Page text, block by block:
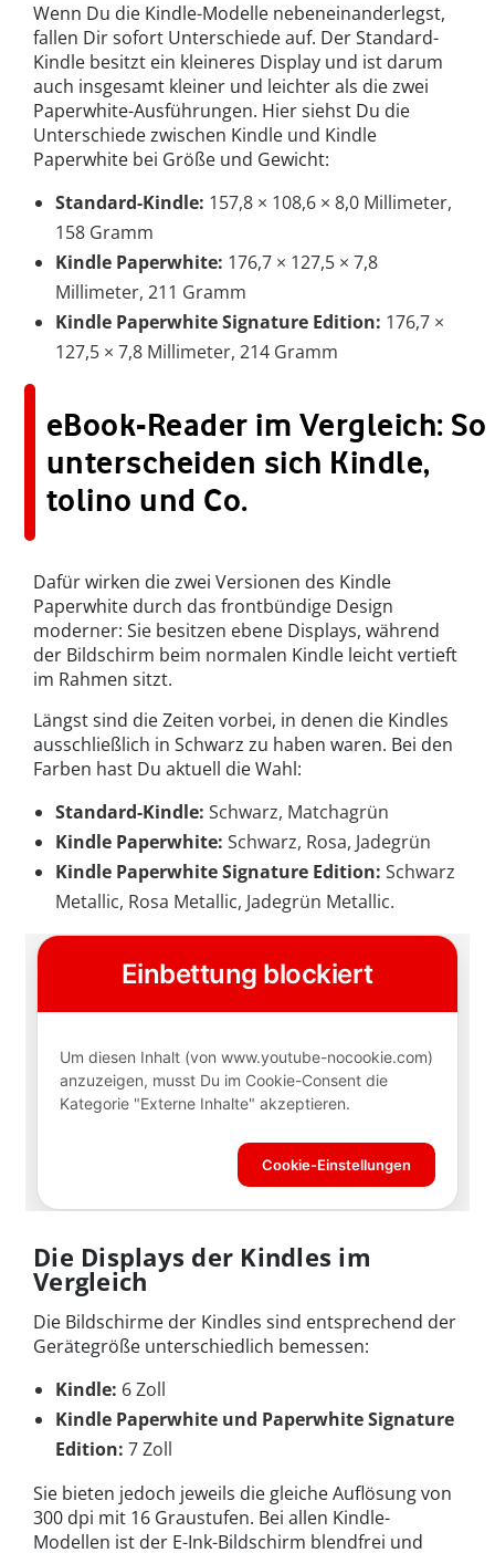
Wenn Du die Kindle-Modelle nebeneinanderlegst,
fallen Dir sofort Unterschiede auf. Der Standard-
Kindle besitzt ein kleineres Display und ist darum
auch insgesamt kleiner und leichter als die zwei
Paperwhite-Ausführungen. Hier siehst Du die
Unterschiede zwischen Kindle und Kindle
Paperwhite bei Größe und Gewicht:
Standard-Kindle: 157,8 × 108,6 × 8,0 Millimeter,
158 Gramm
Kindle Paperwhite: 176,7 × 127,5 × 7,8
Millimeter, 211 Gramm
Kindle Paperwhite Signature Edition: 176,7 ×
127,5 × 7,8 Millimeter, 214 Gramm
eBook-Reader im Vergleich: So
unterscheiden sich Kindle,
tolino und Co.
Dafür wirken die zwei Versionen des Kindle
Paperwhite durch das frontbündige Design
moderner: Sie besitzen ebene Displays, während
der Bildschirm beim normalen Kindle leicht vertieft
im Rahmen sitzt.
Längst sind die Zeiten vorbei, in denen die Kindles
ausschließlich in Schwarz zu haben waren. Bei den
Farben hast Du aktuell die Wahl:
Standard-Kindle: Schwarz, Matchagrün
Kindle Paperwhite: Schwarz, Rosa, Jadegrün
Kindle Paperwhite Signature Edition: Schwarz
Metallic, Rosa Metallic, Jadegrün Metallic.
Die Displays der Kindles im
Vergleich
Die Bildschirme der Kindles sind entsprechend der
Gerätegröße unterschiedlich bemessen:
Kindle: 6 Zoll
Kindle Paperwhite und Paperwhite Signature
Edition: 7 Zoll
Sie bieten jedoch jeweils die gleiche Auflösung von
300 dpi mit 16 Graustufen. Bei allen Kindle-
Modellen ist der E-Ink-Bildschirm blendfrei und